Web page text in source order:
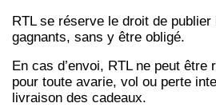
RTL se réserve le droit de publier
gagnants, sans y être obligé.
En cas d’envoi, RTL ne peut être
pour toute avarie, vol ou perte
livraison des cadeaux.